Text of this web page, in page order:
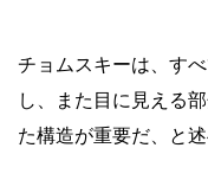
チョムスキーは、す
し、また目に見える
た構造が重要だ、と述